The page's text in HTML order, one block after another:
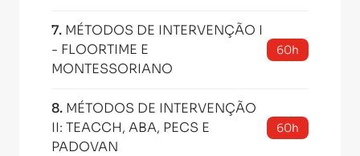
7. MÉTODOS DE INTERVENÇÃO I
- FLOORTIME E
MONTESSORIANO
60h
8. MÉTODOS DE INTERVENÇÃO
II: TEACCH, ABA, PECS E
PADOVAN
60h